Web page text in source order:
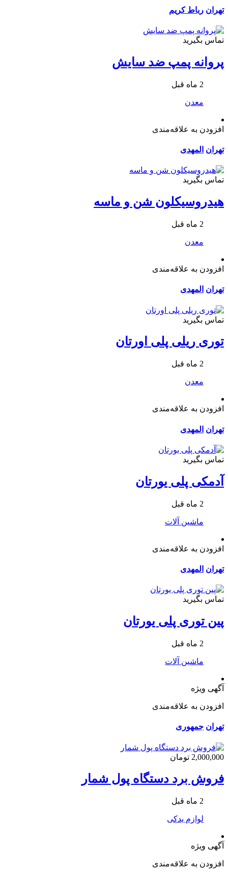
تهران رباط کریم
تماس بگیرید
پروانه پمپ ضد سایش
2 ماه قبل
معدن
افزودن به علاقه‌مندی
تهران المهدی
تماس بگیرید
هیدروسیکلون شن و ماسه
2 ماه قبل
معدن
افزودن به علاقه‌مندی
تهران المهدی
تماس بگیرید
توری ریلی پلی اورتان
2 ماه قبل
معدن
افزودن به علاقه‌مندی
تهران المهدی
تماس بگیرید
آدمکی پلی یورتان
2 ماه قبل
ماشین آلات
افزودن به علاقه‌مندی
تهران المهدی
تماس بگیرید
پین توری پلی یورتان
2 ماه قبل
ماشین آلات
آگهی ویژه
افزودن به علاقه‌مندی
تهران جمهوری
2,000,000 تومان
فروش برد دستگاه پول شمار
2 ماه قبل
لوازم یدکی
آگهی ویژه
افزودن به علاقه‌مندی